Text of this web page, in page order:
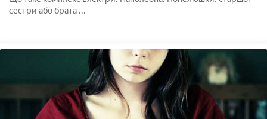
сестри або брата ...